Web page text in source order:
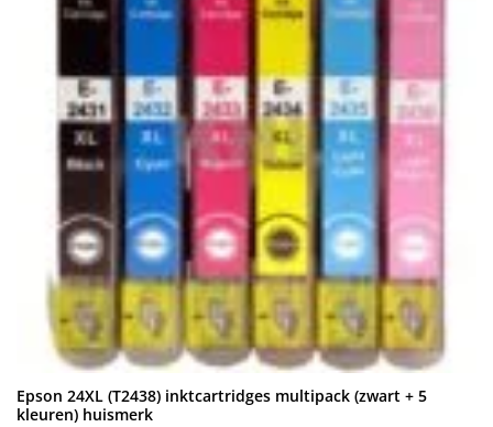
Epson 24XL (T2438) inktcartridges multipack (zwart + 5
kleuren) huismerk